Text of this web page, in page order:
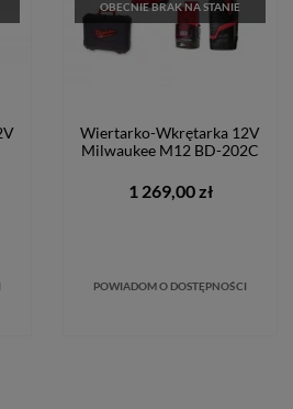
OBECNIE BRAK NA STANIE
Wiertarko-Wkrętarka 12V
Milwaukee M12 BD-202C
1 269,00 zł
POWIADOM O DOSTĘPNOŚCI